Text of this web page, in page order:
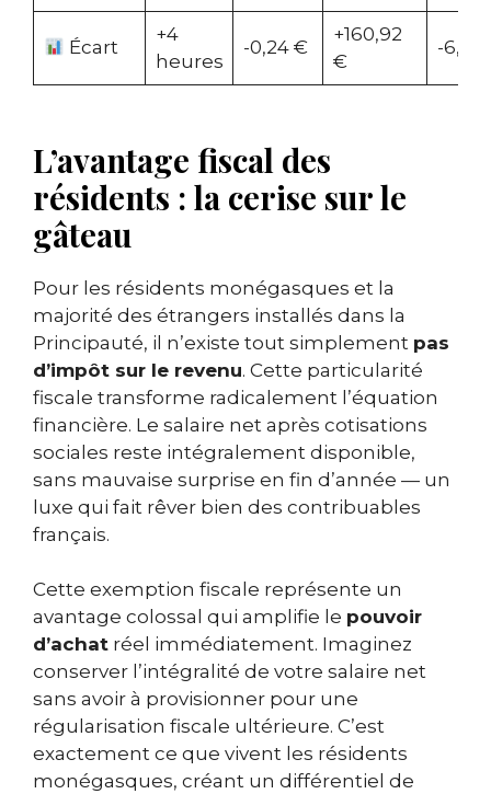
Écart
+4
heures
-0,24 €
+160,92
€
-6,1
L’avantage fiscal des
résidents : la cerise sur le
gâteau
Pour les résidents monégasques et la
majorité des étrangers installés dans la
Principauté, il n’existe tout simplement pas
d’impôt sur le revenu. Cette particularité
fiscale transforme radicalement l’équation
financière. Le salaire net après cotisations
sociales reste intégralement disponible,
sans mauvaise surprise en fin d’année — un
luxe qui fait rêver bien des contribuables
français.
Cette exemption fiscale représente un
avantage colossal qui amplifie le pouvoir
d’achat réel immédiatement. Imaginez
conserver l’intégralité de votre salaire net
sans avoir à provisionner pour une
régularisation fiscale ultérieure. C’est
exactement ce que vivent les résidents
monégasques, créant un différentiel de